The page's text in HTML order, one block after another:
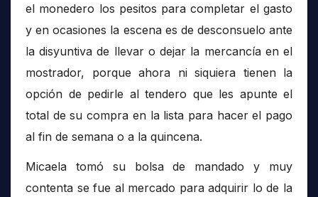
el monedero los pesitos para completar el gasto
y en ocasiones la escena es de desconsuelo ante
la disyuntiva de llevar o dejar la mercancía en el
mostrador, porque ahora ni siquiera tienen la
opción de pedirle al tendero que les apunte el
total de su compra en la lista para hacer el pago
al fin de semana o a la quincena.
Micaela tomó su bolsa de mandado y muy
contenta se fue al mercado para adquirir lo de la